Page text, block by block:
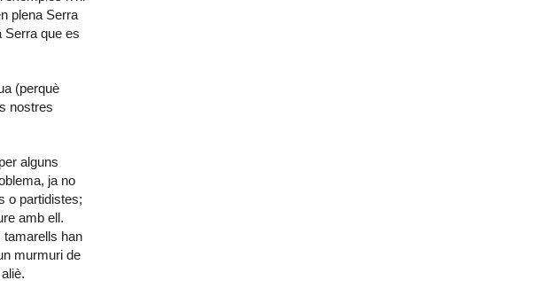
plena Serra
Serra que es
(perquè
nostres
alguns
ja no
o partidistes;
amb ell.
tamarells han
murmuri de